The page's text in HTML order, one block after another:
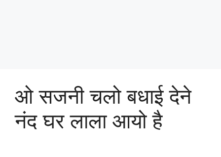
ओ सजनी चलो बधाई देने
नंद घर लाला आयो है